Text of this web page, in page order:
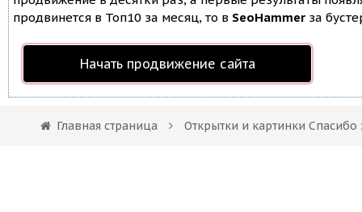
продвинется в Топ10 за месяц, то в SeoHammer за
Начать продвижение сайта
Главная страница Открытки и картинки